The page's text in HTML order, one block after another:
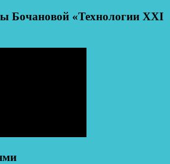
Бочановой «Технологии XXI